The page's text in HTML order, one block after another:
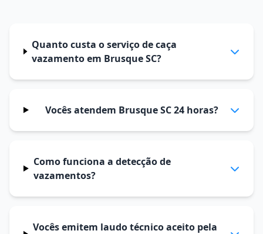
Quanto custa o serviço de caça
vazamento em Brusque SC?
Vocês atendem Brusque SC 24 horas?
Como funciona a detecção de
vazamentos?
Vocês emitem laudo técnico aceito pela